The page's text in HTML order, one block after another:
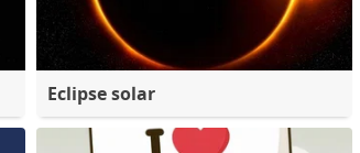
Eclipse solar